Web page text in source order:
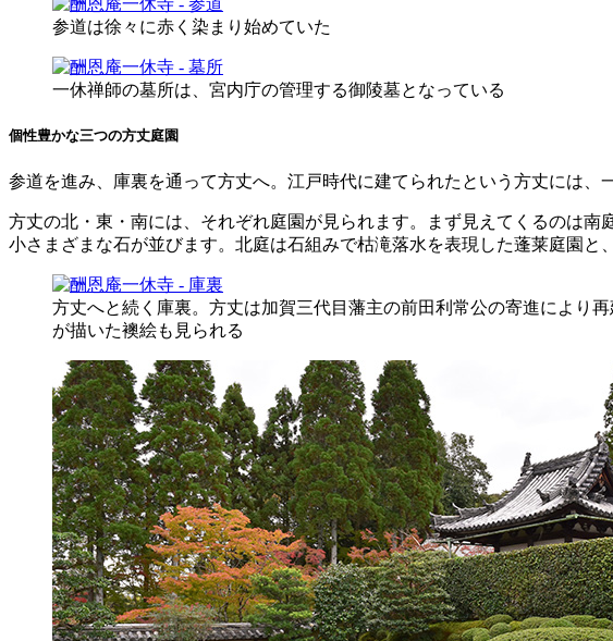
参道は徐々に赤く染まり始めていた
一休禅師の墓所は、宮内庁の管理する御陵墓となっている
個性豊かな三つの方丈庭園
参道を進み、庫裏を通って方丈へ。江戸時代に建てられたという方丈には、
方丈の北・東・南には、それぞれ庭園が見られます。まず見えてくるのは
小さまざまな石が並びます。北庭は石組みで枯滝落水を表現した蓬莱庭園
方丈へと続く庫裏。方丈は加賀三代目藩主の前田利常公の寄進により
が描いた襖絵も見られる